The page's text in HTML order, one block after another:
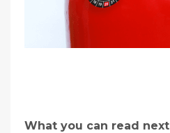
What you can read next